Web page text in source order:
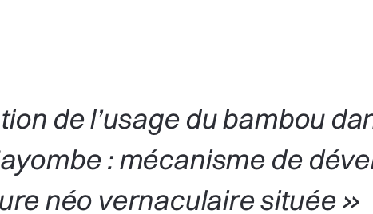
de l’usage du
: mécanisme de
néo vernaculaire située